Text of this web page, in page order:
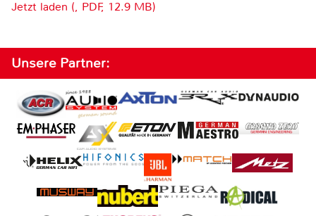
Jetzt laden (, PDF, 12.9 MB)
Unsere Partner: